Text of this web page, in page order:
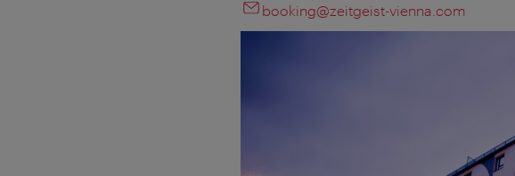
booking@zeitgeist-vienna.com